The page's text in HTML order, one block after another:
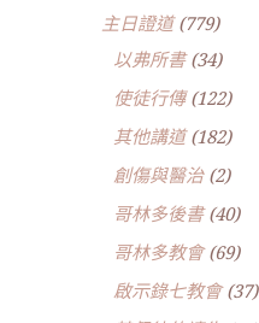
主日證道(779)
以弗所書(34)
使徒行傳(122)
其他講道(182)
創傷與醫治(2)
哥林多後書(40)
哥林多教會(69)
啟示錄七教會(37)